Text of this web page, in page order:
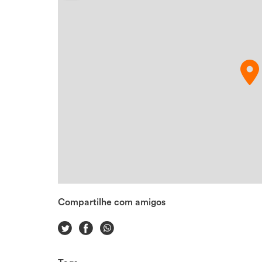
Compartilhe com amigos